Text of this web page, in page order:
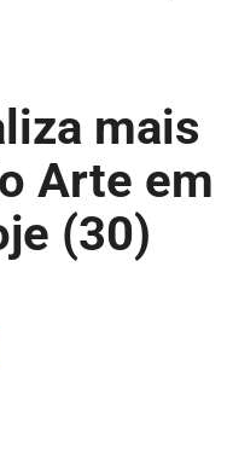
mais
Arte em
(30)